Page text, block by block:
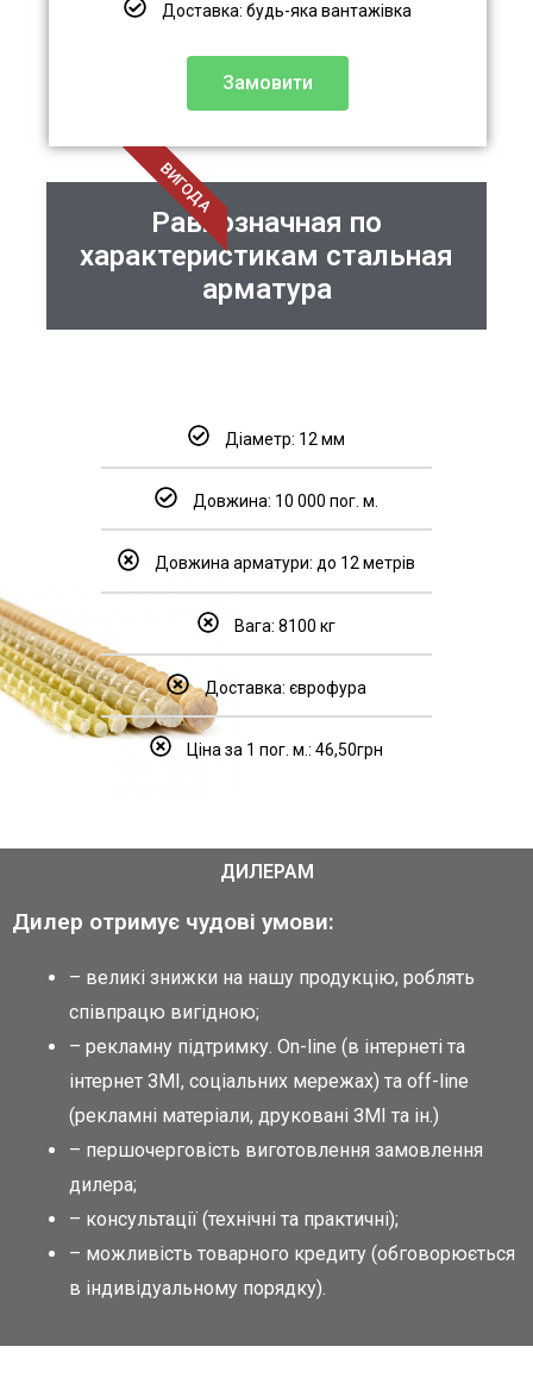
Доставка: будь-яка вантажівка
Замовити
ВИГОДА
Равнозначная по
характеристикам стальная
арматура
Діаметр: 12 мм
Довжина: 10 000 пог. м.
Довжина арматури: до 12 метрів
Вага: 8100 кг
Доставка: єврофура
Ціна за 1 пог. м.: 46,50грн
ДИЛЕРАМ
Дилер отримує чудові умови:
– великі знижки на нашу продукцію, роблять
співпрацю вигідною;
– рекламну підтримку. Оn-line (в інтернеті та
інтернет ЗМІ, соціальних мережах) та оff-line
(рекламні матеріали, друковані ЗМІ та ін.)
– першочерговість виготовлення замовлення
дилера;
– консультації (технічні та практичні);
– можливість товарного кредиту (обговорюється
в індивідуальному порядку).